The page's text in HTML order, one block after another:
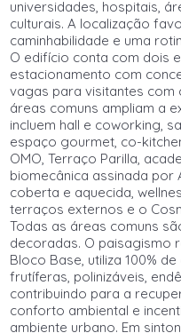
universidades, hospitais,
culturais. A localização
caminhabilidade e uma
O edifício conta com dois
estacionamento com
vagas para visitantes com
áreas comuns ampliam a
incluem hall e coworking,
espaço gourmet, co-
OMO, Terraço Parilla,
biomecânica assinada por
coberta e aquecida,
terraços externos e o
Todas as áreas comuns
decoradas. O paisagismo
Bloco Base, utiliza 100%
frutíferas, polinizáveis,
contribuindo para a
conforto ambiental e
ambiente urbano. Em